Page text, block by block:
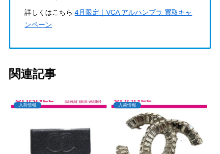
詳しくはこちら4月限定｜VCA アルハンブラ 買取キャ
ンペーン
関連記事
入荷情報 入荷情報